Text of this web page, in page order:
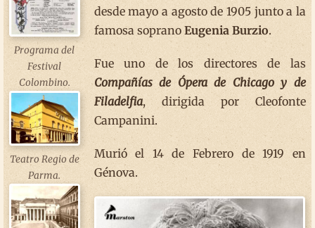
Programa del
Festival
Colombino.
Teatro Regio de
Parma.
desde mayo a agosto de 1905 junto a la
famosa sopranoEugenia Burzio.
Fue uno de los directores de las
Compañías de Ópera de Chicago y de
Filadelfia, dirigida por Cleofonte
Campanini.
Murió el 14 de Febrero de 1919 en
Génova.